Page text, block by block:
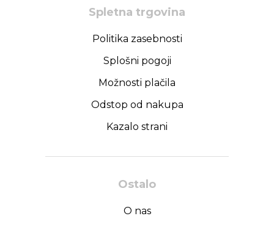
Spletna trgovina
Politika zasebnosti
Splošni pogoji
Možnosti plačila
Odstop od nakupa
Kazalo strani
Ostalo
O nas